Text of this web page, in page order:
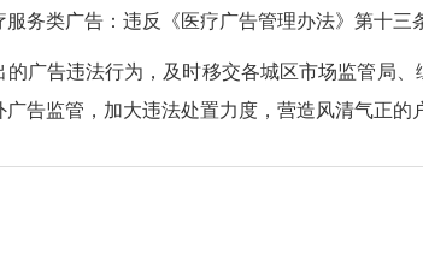
服务类广告：违反《医疗广告管理办法》第十
的广告违法行为，及时移交各城区市场监管局
告监管，加大违法处置力度，营造风清气正的